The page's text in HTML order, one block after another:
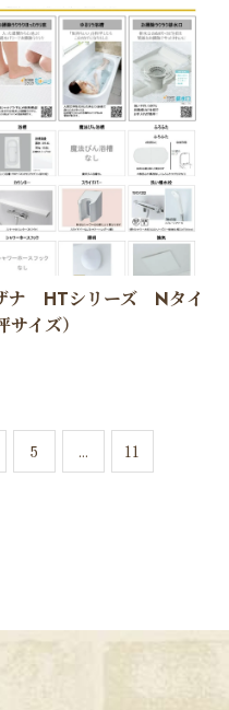
ナ HTシリーズ Nタイ
イズ）
5 ... 11